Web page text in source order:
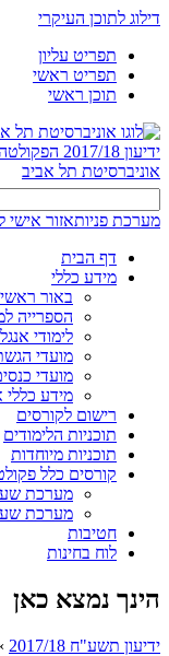
דילוג לתוכן העיקרי
תפריט עליון
תפריט ראשי
תוכן ראשי
ידיעון 2017/18
אוניברסיטת תל אביב
מערכת פניותאזור אישי
דף הבית
מידע כללי
באור ראשי
הספרייה
לימודי
מועדי
מועדי
מידע כללי
רישום לקורסים
תוכניות הלימודים
תוכניות מיוחדות
קורסים כלל
מערכת
מערכת
חטיבות
לוח בחינות
הינך נמצא כאן
ידיעון תשע"ח 2017/18